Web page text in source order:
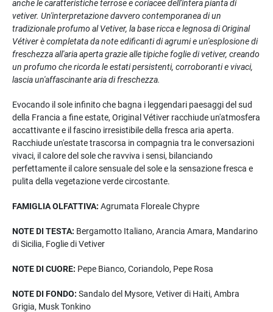
anche le caratteristiche terrose e coriacee dell'intera pianta di
vetiver. Un'interpretazione davvero contemporanea di un
tradizionale profumo al Vetiver, la base ricca e legnosa di Original
Vétiver è completata da note edificanti di agrumi e un'esplosione di
freschezza all'aria aperta grazie alle tipiche foglie di vetiver, creando
un profumo che ricorda le estati persistenti, corroboranti e vivaci,
lascia un'affascinante aria di freschezza.
Evocando il sole infinito che bagna i leggendari paesaggi del sud
della Francia a fine estate, Original Vétiver racchiude un'atmosfera
accattivante e il fascino irresistibile della fresca aria aperta.
Racchiude un'estate trascorsa in compagnia tra le conversazioni
vivaci, il calore del sole che ravviva i sensi, bilanciando
perfettamente il calore sensuale del sole e la sensazione fresca e
pulita della vegetazione verde circostante.
FAMIGLIA OLFATTIVA: Agrumata Floreale Chypre
NOTE DI TESTA: Bergamotto Italiano, Arancia Amara, Mandarino
di Sicilia, Foglie di Vetiver
NOTE DI CUORE: Pepe Bianco, Coriandolo, Pepe Rosa
NOTE DI FONDO: Sandalo del Mysore, Vetiver di Haiti, Ambra
Grigia, Musk Tonkino